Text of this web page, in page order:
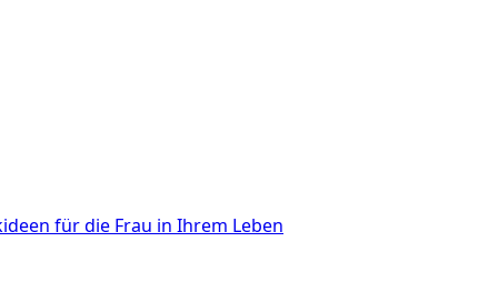
für die Frau in Ihrem Leben